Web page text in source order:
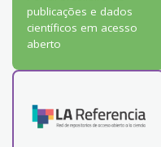
publicações e dados
científicos em acesso
aberto